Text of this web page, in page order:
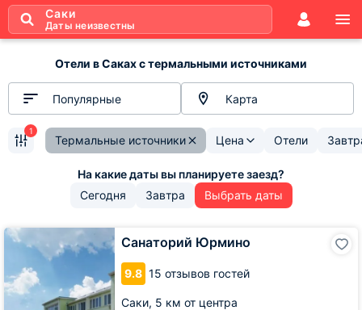
Саки
Даты неизвестны
Отели в Саках с термальными источниками
Популярные Карта
Термальные источники Цена Отели
1
Сегодня Завтра Выбрать даты
Санаторий Юрмино
9.8 15 отзывов гостей
Саки, 5 км от центра
Санаторий
Юрмино